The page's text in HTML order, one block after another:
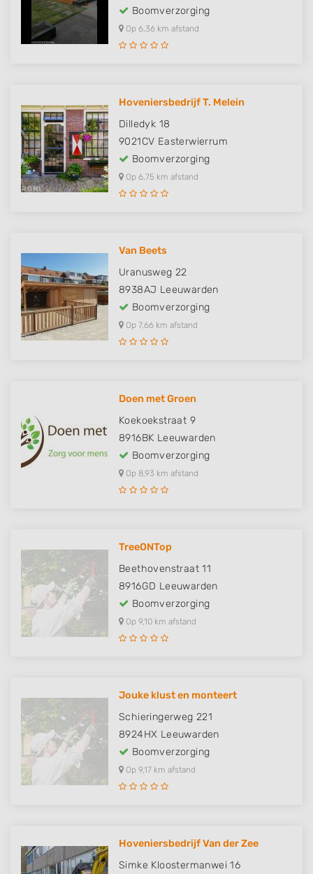
Boomverzorging
Op 6,36 km afstand
Hoveniersbedrijf T. Melein
Dilledyk 18
9021CV Easterwierrum
Boomverzorging
Op 6,75 km afstand
Van Beets
Uranusweg 22
8938AJ Leeuwarden
Boomverzorging
Op 7,66 km afstand
Doen met Groen
Koekoekstraat 9
8916BK Leeuwarden
Boomverzorging
Op 8,93 km afstand
TreeONTop
Beethovenstraat 11
8916GD Leeuwarden
Boomverzorging
Op 9,10 km afstand
Jouke klust en monteert
Schieringerweg 221
8924HX Leeuwarden
Boomverzorging
Op 9,17 km afstand
Hoveniersbedrijf Van der Zee
Simke Kloostermanwei 16